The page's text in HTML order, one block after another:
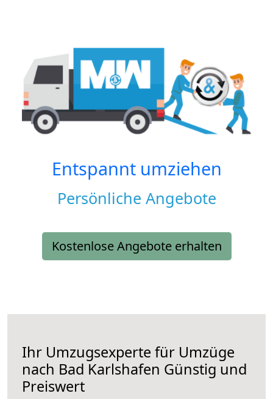
Entspannt umziehen
Persönliche Angebote
Kostenlose Angebote erhalten
Ihr Umzugsexperte für Umzüge
nach Bad Karlshafen Günstig und
Preiswert